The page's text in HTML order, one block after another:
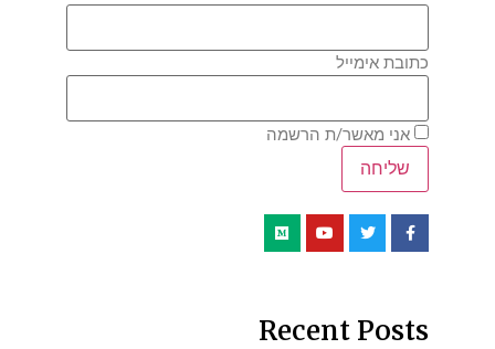
כתובת אימייל
אני מאשר/ת הרשמה
Recent Posts